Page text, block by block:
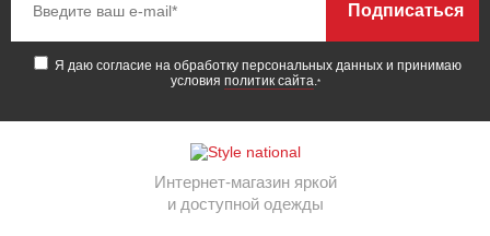
Я даю согласие на обработку персональных данных и принимаю
условия политик сайта.*
Подписаться
Интернет-магазин яркой
и доступной одежды